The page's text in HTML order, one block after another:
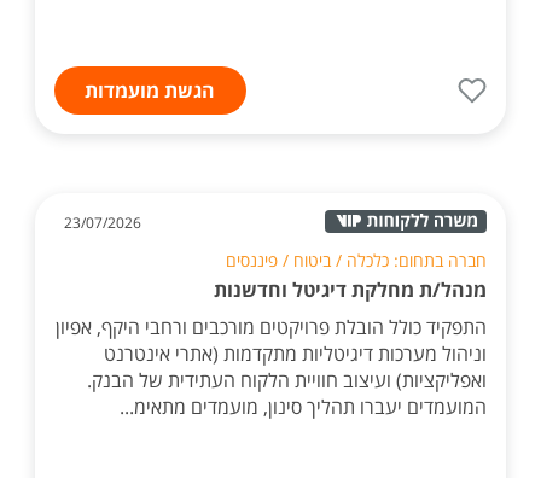
הגשת מועמדות
23/07/2026
חברה בתחום: כלכלה / ביטוח / פיננסים
מנהל/ת מחלקת דיגיטל וחדשנות
התפקיד כולל הובלת פרויקטים מורכבים ורחבי היקף, אפיון
וניהול מערכות דיגיטליות מתקדמות (אתרי אינטרנט
ואפליקציות) ועיצוב חוויית הלקוח העתידית של הבנק.
המועמדים יעברו תהליך סינון, מועמדים מתאימ...